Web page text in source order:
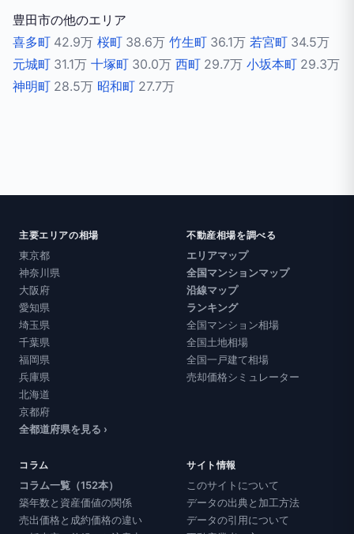
豊田市の他のエリア
喜多町 42.9万 桜町 38.6万 竹生町 36.1万 若宮町 34.5万
元城町 31.1万 十塚町 30.0万 西町 29.7万 小坂本町 29.3万
神明町 28.5万 昭和町 27.7万
主要エリアの相場
東京都
神奈川県
大阪府
愛知県
埼玉県
千葉県
福岡県
兵庫県
北海道
京都府
全都道府県を見る ›
不動産相場を調べる
エリアマップ
全国マンションマップ
沿線マップ
ランキング
全国マンション相場
全国土地相場
全国一戸建て相場
売却価格シミュレーター
コラム
コラム一覧（152本）
築年数と資産価値の関係
売出価格と成約価格の違い
サイト情報
このサイトについて
データの出典と加工方法
データの引用について